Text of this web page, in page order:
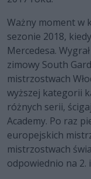
Ważny moment w
sezonie 2018,
Mercedesa.
zimowy South
mistrzostwach
wyższej kategorii
różnych serii,
Academy. Po raz
europejskich
mistrzostwach
odpowiednio na 2.